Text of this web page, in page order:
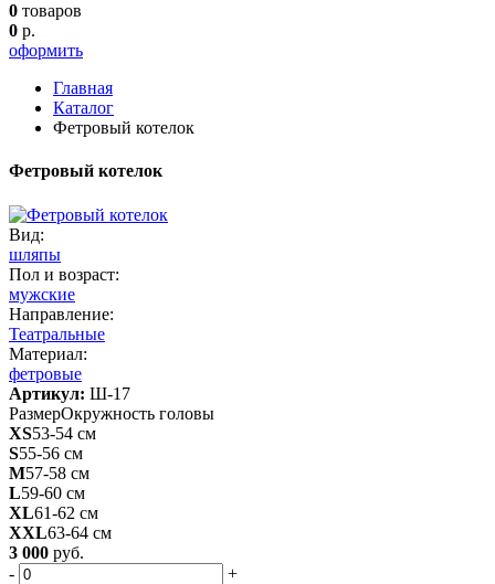
0 товаров
0 р.
оформить
Главная
Каталог
Фетровый котелок
Фетровый котелок
Вид:
шляпы
Пол и возраст:
мужские
Направление:
Театральные
Материал:
фетровые
Артикул: Ш-17
РазмерОкружность головы
XS53-54 см
S55-56 см
M57-58 см
L59-60 см
XL61-62 см
XXL63-64 см
3 000 руб.
-
+